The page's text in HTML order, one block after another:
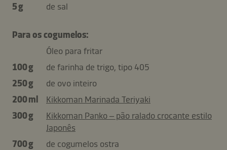
5 g
de sal
Para os cogumelos:
Óleo para fritar
100 g
de farinha de trigo, tipo 405
250 g
de ovo inteiro
200 ml
Kikkoman Marinada Teriyaki
300 g
Kikkoman Panko – pão ralado crocante estilo
Japonês
700 g
de cogumelos ostra